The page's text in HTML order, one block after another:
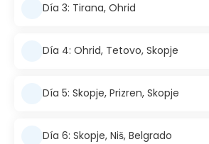
Día 3: Tirana, Ohrid
Día 4: Ohrid, Tetovo, Skopje
Día 5: Skopje, Prizren, Skopje
Día 6: Skopje, Niš, Belgrado